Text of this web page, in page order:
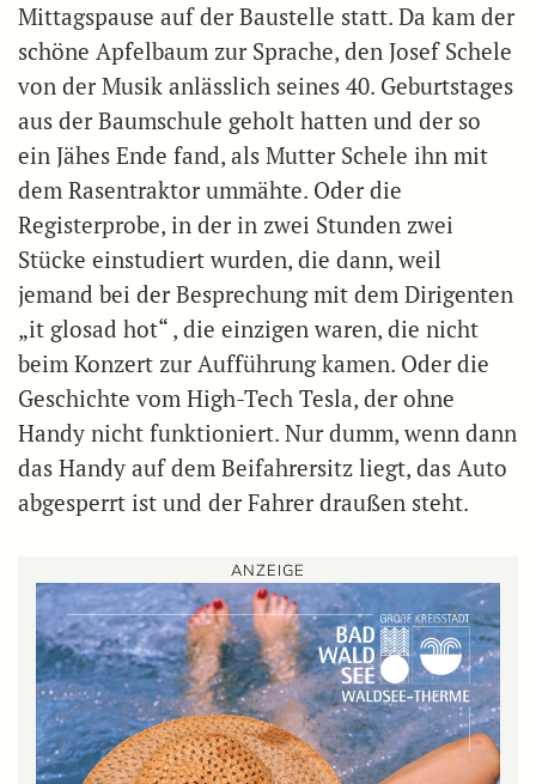
Mittagspause auf der Baustelle statt. Da kam der
schöne Apfelbaum zur Sprache, den Josef Schele
von der Musik anlässlich seines 40. Geburtstages
aus der Baumschule geholt hatten und der so
ein Jähes Ende fand, als Mutter Schele ihn mit
dem Rasentraktor ummähte. Oder die
Registerprobe, in der in zwei Stunden zwei
Stücke einstudiert wurden, die dann, weil
jemand bei der Besprechung mit dem Dirigenten
„it glosad hot“ , die einzigen waren, die nicht
beim Konzert zur Aufführung kamen. Oder die
Geschichte vom High-Tech Tesla, der ohne
Handy nicht funktioniert. Nur dumm, wenn dann
das Handy auf dem Beifahrersitz liegt, das Auto
abgesperrt ist und der Fahrer draußen steht.
ANZEIGE